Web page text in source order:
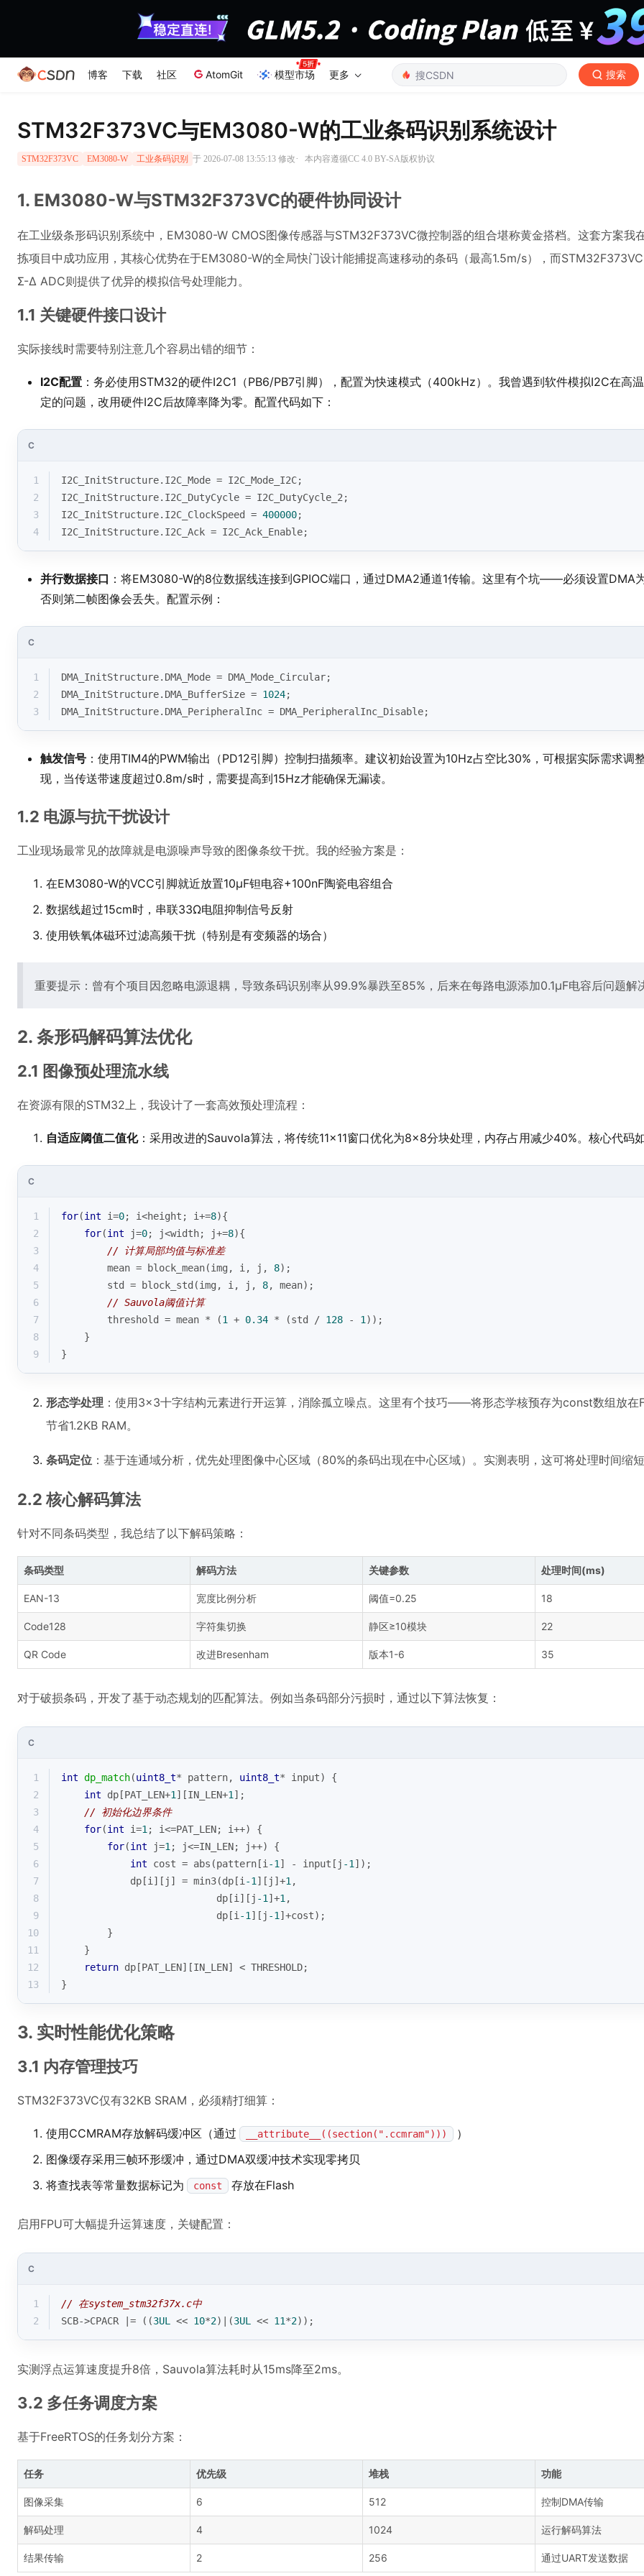
博客 下载 社区 AtomGit 模型市场 更多 搜索
STM32F373VC与EM3080-W的工业条码识别系统设计
STM32F373VC EM3080-W 工业条码识别 于 2026-07-08 13:55:13 修改· 本内容遵循CC 4.0 BY-SA版权协议
1. EM3080-W与STM32F373VC的硬件协同设计
在工业级条形码识别系统中，EM3080-W CMOS图像传感器与STM32F373VC微控制器的组合堪称黄金搭档。这套方案我
拣项目中成功应用，其核心优势在于EM3080-W的全局快门设计能捕捉高速移动的条码（最高1.5m/s），而
Σ-Δ ADC则提供了优异的模拟信号处理能力。
1.1 关键硬件接口设计
实际接线时需要特别注意几个容易出错的细节：
I2C配置 ：务必使用STM32的硬件I2C1（PB6/PB7引脚），配置为快速模式（400kHz）。我曾遇到软件模拟I2C在高
定的问题，改用硬件I2C后故障率降为零。配置代码如下：
C
1
I2C_InitStructure.I2C_Mode = I2C_Mode_I2C;
2
I2C_InitStructure.I2C_DutyCycle = I2C_DutyCycle_2;
3
I2C_InitStructure.I2C_ClockSpeed = 400000;
4
I2C_InitStructure.I2C_Ack = I2C_Ack_Enable;
并行数据接口 ：将EM3080-W的8位数据线连接到GPIOC端口，通过DMA2通道1传输。这里有个坑——必须设置DMA
否则第二帧图像会丢失。配置示例：
C
1
DMA_InitStructure.DMA_Mode = DMA_Mode_Circular;
2
DMA_InitStructure.DMA_BufferSize = 1024;
3
DMA_InitStructure.DMA_PeripheralInc = DMA_PeripheralInc_Disable;
触发信号 ：使用TIM4的PWM输出（PD12引脚）控制扫描频率。建议初始设置为10Hz占空比30%，可根据实际需求调
现，当传送带速度超过0.8m/s时，需要提高到15Hz才能确保无漏读。
1.2 电源与抗干扰设计
工业现场最常见的故障就是电源噪声导致的图像条纹干扰。我的经验方案是：
在EM3080-W的VCC引脚就近放置10μF钽电容+100nF陶瓷电容组合
数据线超过15cm时，串联33Ω电阻抑制信号反射
使用铁氧体磁环过滤高频干扰（特别是有变频器的场合）
重要提示：曾有个项目因忽略电源退耦，导致条码识别率从99.9%暴跌至85%，后来在每路电源添加0.1μF电容后问题解
2. 条形码解码算法优化
2.1 图像预处理流水线
在资源有限的STM32上，我设计了一套高效预处理流程：
自适应阈值二值化：采用改进的Sauvola算法，将传统11×11窗口优化为8×8分块处理，内存占用减少40%。核心代码
C
1 for(int i=0; i<height; i+=8){
2
for(int j=0; j<width; j+=8){
3
// 计算局部均值与标准差
4
        mean = block_mean(img, i, j,
8);
5
std = block_std(img, i, j, 8, mean);
6
// Sauvola阈值计算
7
        threshold = mean * (
1 + 0.34 * (std / 128 - 1 ));
8
    }
9
}
形态学处理 ：使用3×3十字结构元素进行开运算，消除孤立噪点。这里有个技巧——将形态学核预存为const数组放在
节省1.2KB RAM。
条码定位 ：基于连通域分析，优先处理图像中心区域（80%的条码出现在中心区域）。实测表明，这可将处理时间缩
2.2 核心解码算法
针对不同条码类型，我总结了以下解码策略：
条码类型 解码方法 关键参数 处理时间(ms)
EAN-13 宽度比例分析 阈值=0.25 18
Code128 字符集切换 静区≥10模块 22
QR Code 改进Bresenham 版本1-6 35
对于破损条码，开发了基于动态规划的匹配算法。例如当条码部分污损时，通过以下算法恢复：
C
1 int dp_match(uint8_t* pattern, uint8_t* input)
{
2
int dp[PAT_LEN+1 ][IN_LEN+1 ];
3
// 初始化边界条件
4
for(int i=1 ; i<=PAT_LEN; i++) {
5
for(int j=1 ; j<=IN_LEN; j++) {
6
int cost = abs (pattern[i -1 ] - input[j -1 ]);
7
            dp[i][j] = min3(dp[i
-1 ][j]+1 ,
8
                           dp[i][j
-1 ]+1 ,
9
                           dp[i
-1 ][j -1 ]+cost);
10
        }
11
    }
12
return dp[PAT_LEN][IN_LEN] < THRESHOLD;
13
}
3. 实时性能优化策略
3.1 内存管理技巧
STM32F373VC仅有32KB SRAM，必须精打细算：
使用CCMRAM存放解码缓冲区（通过 __attribute__((section(".ccmram")))
）
图像缓存采用三帧环形缓冲，通过DMA双缓冲技术实现零拷贝
将查找表等常量数据标记为
const 存放在Flash
启用FPU可大幅提升运算速度，关键配置：
C
1
// 在system_stm32f37x.c中
2
SCB->CPACR |= ((3UL << 10*2)|(3UL << 11*2));
实测浮点运算速度提升8倍，Sauvola算法耗时从15ms降至2ms。
3.2 多任务调度方案
基于FreeRTOS的任务划分方案：
任务 优先级 堆栈 功能
图像采集 6 512 控制DMA传输
解码处理 4 1024 运行解码算法
结果传输 2 256 通过UART发送数据